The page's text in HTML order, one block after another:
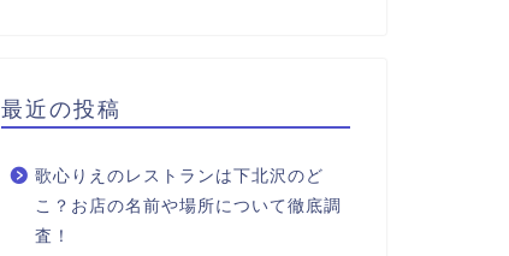
最近の投稿
歌心りえのレストランは下北沢のど
こ？お店の名前や場所について徹底調
査！